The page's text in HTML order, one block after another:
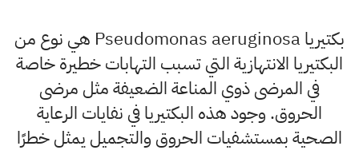
بكتيريا Pseudomonas aeruginosa هي نوع من
البكتيريا الانتهازية التي تسبب التهابات خطيرة خاصة
في المرضى ذوي المناعة الضعيفة مثل مرضى
الحروق. وجود هذه البكتيريا في نفايات الرعاية
الصحية بمستشفيات الحروق والتجميل يمثل خطرًا